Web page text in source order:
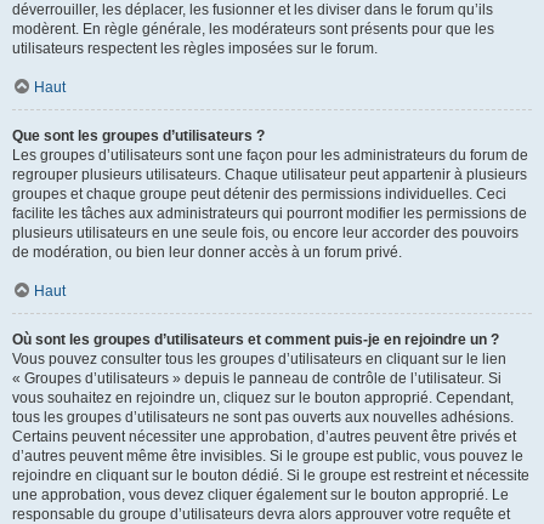
déverrouiller, les déplacer, les fusionner et les diviser dans le forum qu’ils
modèrent. En règle générale, les modérateurs sont présents pour que les
utilisateurs respectent les règles imposées sur le forum.
Haut
Que sont les groupes d’utilisateurs ?
Les groupes d’utilisateurs sont une façon pour les administrateurs du forum de
regrouper plusieurs utilisateurs. Chaque utilisateur peut appartenir à plusieurs
groupes et chaque groupe peut détenir des permissions individuelles. Ceci
facilite les tâches aux administrateurs qui pourront modifier les permissions de
plusieurs utilisateurs en une seule fois, ou encore leur accorder des pouvoirs
de modération, ou bien leur donner accès à un forum privé.
Haut
Où sont les groupes d’utilisateurs et comment puis-je en rejoindre un ?
Vous pouvez consulter tous les groupes d’utilisateurs en cliquant sur le lien
« Groupes d’utilisateurs » depuis le panneau de contrôle de l’utilisateur. Si
vous souhaitez en rejoindre un, cliquez sur le bouton approprié. Cependant,
tous les groupes d’utilisateurs ne sont pas ouverts aux nouvelles adhésions.
Certains peuvent nécessiter une approbation, d’autres peuvent être privés et
d’autres peuvent même être invisibles. Si le groupe est public, vous pouvez le
rejoindre en cliquant sur le bouton dédié. Si le groupe est restreint et nécessite
une approbation, vous devez cliquer également sur le bouton approprié. Le
responsable du groupe d’utilisateurs devra alors approuver votre requête et